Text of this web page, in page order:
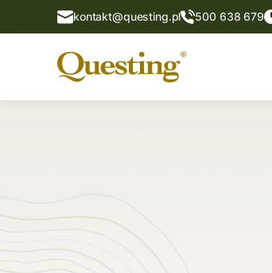
kontakt@questing.pl 500 638 679